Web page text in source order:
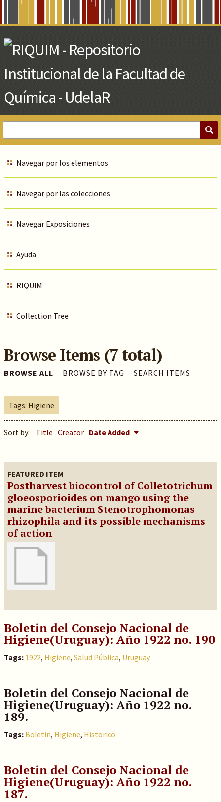
Main
Content
Navegar por los elementos
Navegar por las colecciones
Navegar Exposiciones
Ayuda
RIQUIM
Collection Tree
Browse Items (7 total)
BROWSE ALL BROWSE BY TAG SEARCH ITEMS
Tags: Higiene
Sort by: Title Creator Date Added
FEATURED ITEM
Postharvest biocontrol of Colletotrichum
gloeosporioides on mango using the
marine bacterium Stenotrophomonas
rhizophila and its possible mechanisms
of action
Boletin del Consejo Nacional de
Higiene(Uruguay): Año 1922 no. 190
Tags: 1922, Higiene, Salud Pública, Uruguay
Boletin del Consejo Nacional de
Higiene(Uruguay): Año 1922 no.
189.
Tags: Boletin, Higiene, Historico
Boletin del Consejo Nacional de
Higiene(Uruguay): Año 1922 no.
187.